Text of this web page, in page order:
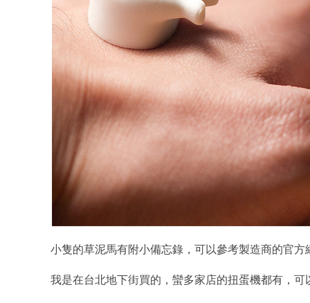
小隻的草泥馬有附小備忘錄，可以參考製造商的官方
我是在台北地下街買的，蠻多家店的扭蛋機都有，可